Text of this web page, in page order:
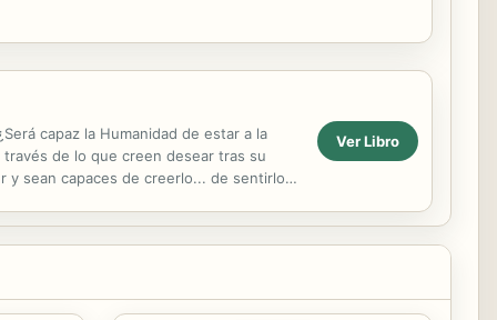
capaz la Humanidad de estar a la
través de lo que creen desear tras su
y sean capaces de creerlo... de sentirlo...
Ver Libro